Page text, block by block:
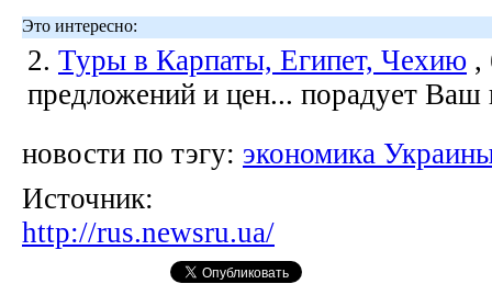
Это интересно:
2. Туры в Карпаты, Египет, Чехию ,
предложений и цен... порадует Ваш
новости по тэгу: экономика
Источник:
http://rus.newsru.ua/